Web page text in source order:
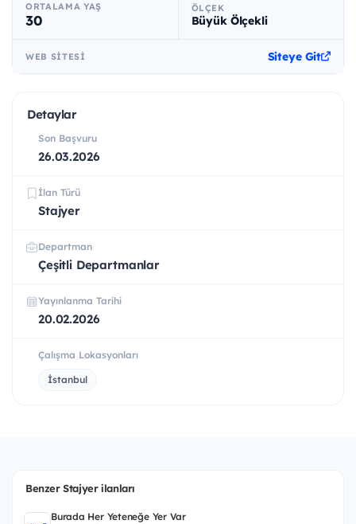
ORTALAMA YAŞ
30
ÖLÇEK
Büyük Ölçekli
WEB SITESI Siteye Git
Detaylar
Son Başvuru
26.03.2026
İlan Türü
Stajyer
Departman
Çeşitli Departmanlar
Yayınlanma Tarihi
20.02.2026
Çalışma Lokasyonları
İstanbul
Benzer Stajyer ilanları
Burada Her Yeteneğe Yer Var